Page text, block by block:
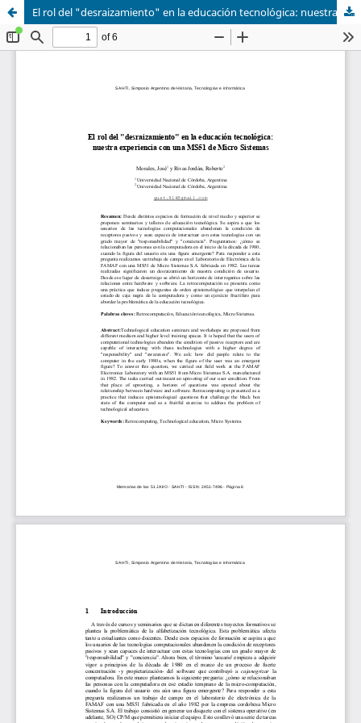
El rol del "desraizamiento" en la educación tecnológica: nuestra experiencia con una MS51 de Micro Sistemas